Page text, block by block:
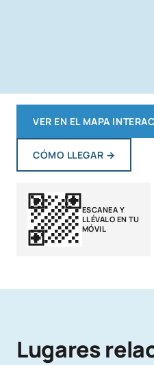
VER EN EL MAPA
CÓMO LLEGAR →
ESCANEA Y
LLÉVALO EN TU
MÓVIL
Lugares